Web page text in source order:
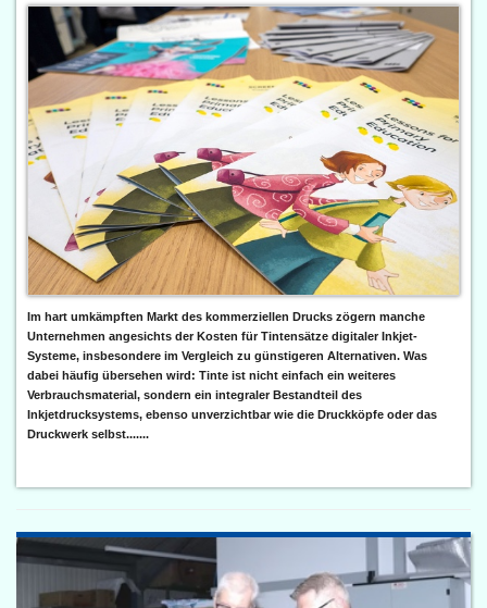
Im hart umkämpften Markt des kommerziellen Drucks zögern manche
Unternehmen angesichts der Kosten für Tintensätze digitaler Inkjet-
Systeme, insbesondere im Vergleich zu günstigeren Alternativen. Was
dabei häufig übersehen wird: Tinte ist nicht einfach ein weiteres
Verbrauchsmaterial, sondern ein integraler Bestandteil des
Inkjetdrucksystems, ebenso unverzichtbar wie die Druckköpfe oder das
Druckwerk selbst.......